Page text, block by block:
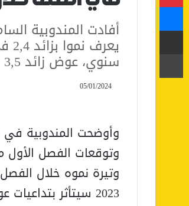
أفادت المندوبية
سنوي، عوض زائد 3,5 في المئة خلال الفترة ذاتها من السنة الماضية.
05/01/2024
2023 سيتأثر بتداعيات عودة الجفاف الموسمي.